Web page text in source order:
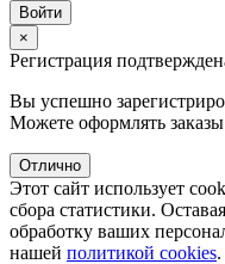
×
Регистрация
Вы успешно
Можете оформлять
Отлично
Этот сайт использует
сбора статистики.
обработку ваших
нашей политикой cookies.